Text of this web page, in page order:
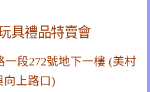
具禮品特賣會
段272號地下一樓 (美村
向上路口)